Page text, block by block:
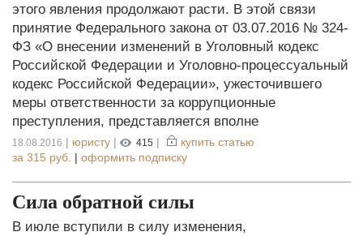
этого явления продолжают расти. В этой связи
принятие Федерального закона от 03.07.2016 № 324-
ФЗ «О внесении изменений в Уголовный кодекс
Российской Федерации и Уголовно-процессуальный
кодекс Российской Федерации», ужесточившего
меры ответственности за коррупционные
преступления, представляется вполне
18.08.2016 | юристу | 415 |
купить статью
за 315 руб. | оформить подписку
Сила обратной силы
В июле вступили в силу изменения,